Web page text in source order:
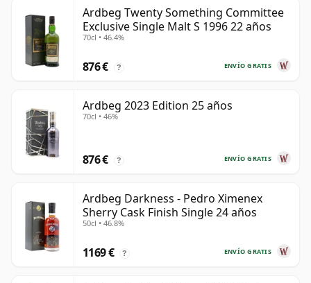
Ardbeg Twenty Something Committee
Exclusive Single Malt S 1996 22 años
70cl • 46.4%
ENVÍO GRATIS
876 € ?
Ardbeg 2023 Edition 25 años
70cl • 46%
ENVÍO GRATIS
876 € ?
Ardbeg Darkness - Pedro Ximenex
Sherry Cask Finish Single 24 años
50cl • 46.8%
ENVÍO GRATIS
1169 € ?